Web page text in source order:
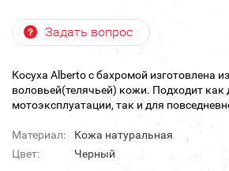
Задать вопрос
Косуха Alberto с бахромой изготовлена
воловьей(телячьей) кожи. Подходит как
мотоэксплуатации, так и для
Материал:
Кожа натуральная
Цвет:
Черный